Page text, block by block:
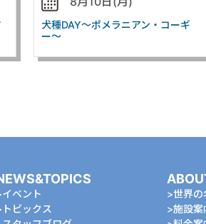
犬種DAY～ポメラニアン・コーギ
ー～
イベント
トピックス
世界の
施設案